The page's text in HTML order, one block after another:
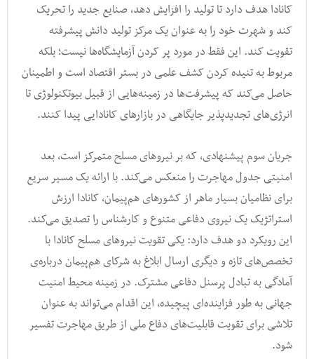
کانادا هدف دارد تا تولید را افزایش دهد، صنایع جدید را تحریک
کند و شهرت خود را به عنوان یک مرکز تولید دانش پیشرفته
تقویت کند. این فقط در مورد پر کردن آزمایشگاه‌ها نیست؛ بلکه
مربوط به تنیده کردن کشف علمی در بستر اقتصاد است و اطمینان
حاصل می‌کند که پیشرفت‌ها در زمینه‌هایی از قبیل بیوتکنولوژی تا
انرژی‌های تجدیدپذیر جایگاهی در بازارهای کانادایی پیدا کنند.
جریان سوم پیشنهادی، که بر نیروهای مسلح متمرکز است، بعد
امنیتی جدول مهاجرت را منعکس می‌کند. با ارائه یک مسیر سریع
برای نظامیان بسیار ماهر از کشورهای هم‌پیمان، کانادا ارزش
استراتژیک یک نیروی دفاعی متنوع و کارشناس را تصدیق می‌کند.
این رویکرد دو هدف دارد: یکی تقویت نیروهای مسلح کانادا با
تخصص‌های تازه و دیگری ارسال ابلاغ به شرکای هم‌پیمان درباره‌ی
آمادگی به تبادل پرسنل دفاعی مشترک. در زمینه محیط امنیت
جهانی به طور فزاینده‌ای پیچیده، این اقدام می‌تواند به عنوان
تلاشی برای تقویت قابلیت‌های دفاع ملی از طریق مهاجرت تفسیر
شود.